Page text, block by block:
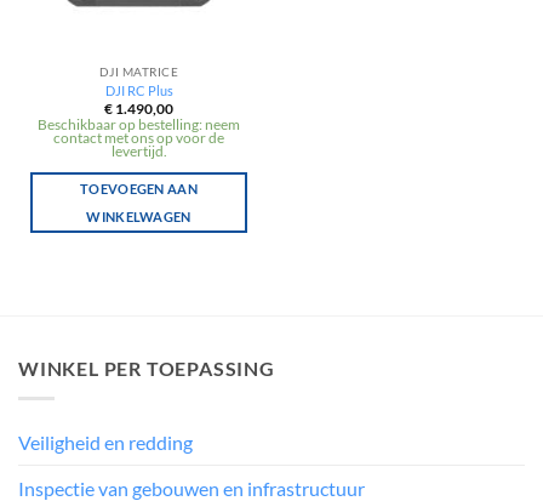
DJI MATRICE
DJI RC Plus
€ 1.490,00
Beschikbaar op bestelling: neem
contact met ons op voor de
levertijd.
TOEVOEGEN AAN
WINKELWAGEN
WINKEL PER TOEPASSING
Veiligheid en redding
Inspectie van gebouwen en infrastructuur